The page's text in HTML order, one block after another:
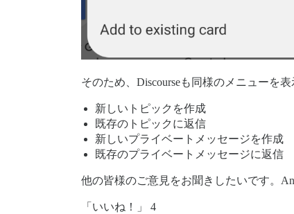
そのため、Discourseも同様のメニューを
新しいトピックを作成
既存のトピックに返信
新しいプライベートメッセージを作成
既存のプライベートメッセージに返信
他の皆様のご意見をお聞きしたいです。
「いいね！」 4